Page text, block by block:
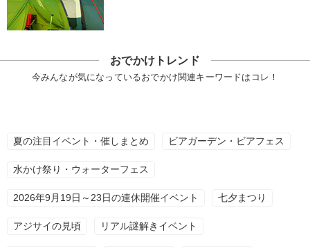
おでかけトレンド
今みんなが気になっているおでかけ関連キーワードはコレ！
夏の注目イベント・催しまとめ ビアガーデン・ビアフェス
水かけ祭り・ウォーターフェス
2026年9月19日～23日の連休開催イベント 七夕まつり
アジサイの見頃 リアル謎解きイベント